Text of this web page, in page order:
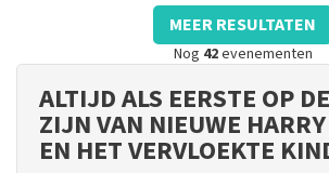
MEER RESULTATEN
Nog 42evenementen
ALTIJD ALS EERSTE OP
ZIJN VAN NIEUWE
EN HET VERVLOEKTE